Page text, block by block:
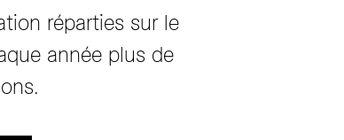
réparties sur le
année plus de